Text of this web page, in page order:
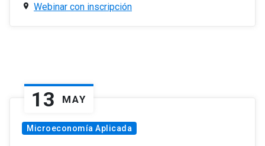
Webinar con inscripción
13 MAY
Microeconomía Aplicada